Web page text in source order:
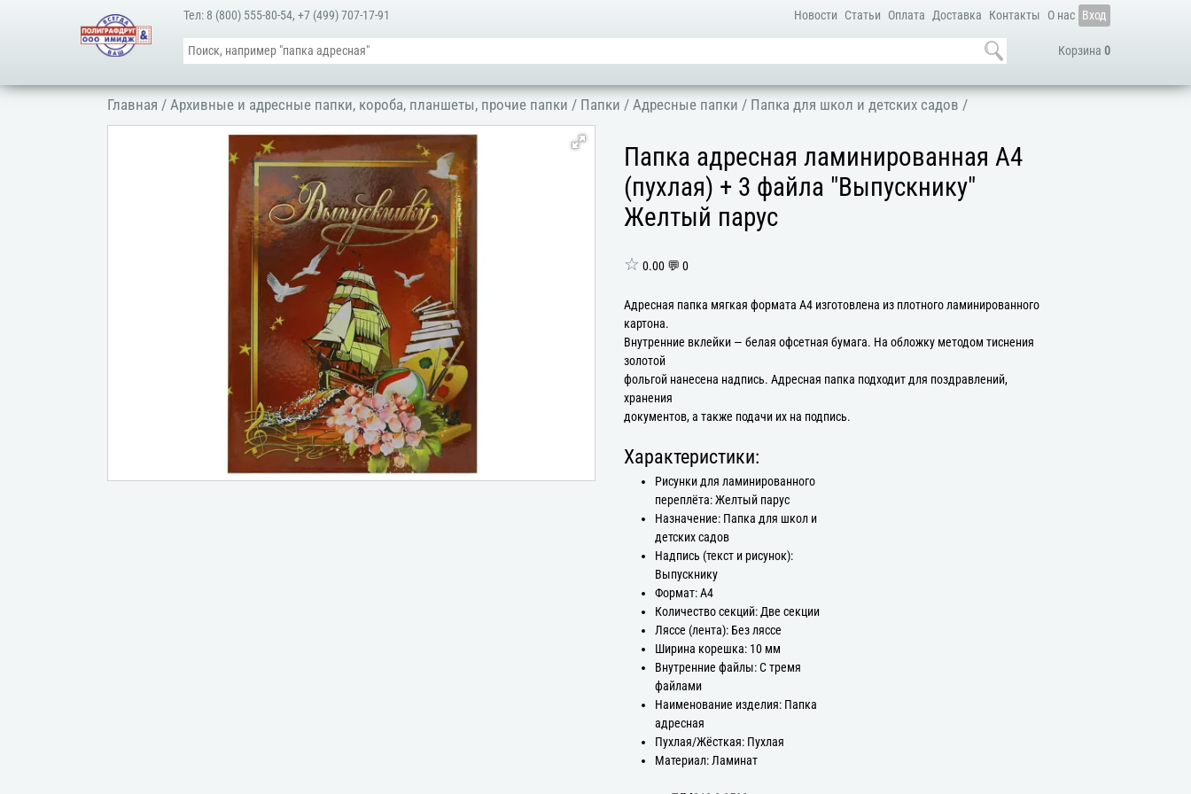
Новости Статьи Оплата Доставка Контакты О нас Вход
Корзина 0
Тел: 8 (800) 555-80-54,+7 (499) 707-17-91
Главная /Архивные и адресные папки, короба, планшеты, прочие папки / Папки /Адресные папки / Папка для школ и детских садов /
Папка адресная ламинированная А4
(пухлая) + 3 файла "Выпускнику"
Желтый парус
☆ 0.00 💬 0
Адресная папка мягкая формата А4 изготовлена из плотного ламинированного
картона.
Внутренние вклейки — белая офсетная бумага. На обложку методом тиснения
золотой
фольгой нанесена надпись. Адресная папка подходит для поздравлений,
хранения
документов, а также подачи их на подпись.
Характеристики:
Рисунки для ламинированного
переплёта: Желтый парус
Назначение: Папка для школ и
детских садов
Надпись (текст и рисунок):
Выпускнику
Формат: А4
Количество секций: Две секции
Ляссе (лента): Без ляссе
Ширина корешка: 10 мм
Внутренние файлы: С тремя
файлами
Наименование изделия: Папка
адресная
Пухлая/Жёсткая: Пухлая
Материал: Ламинат